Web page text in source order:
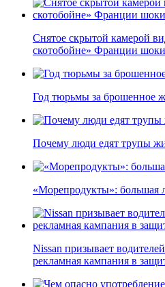
Снятое скрытой камерой
скотобойне» Франции
Год тюрьмы за брошенное
Почему люди едят трупы
«Морепродукты»: большая
Nissan призывает
рекламная кампания в